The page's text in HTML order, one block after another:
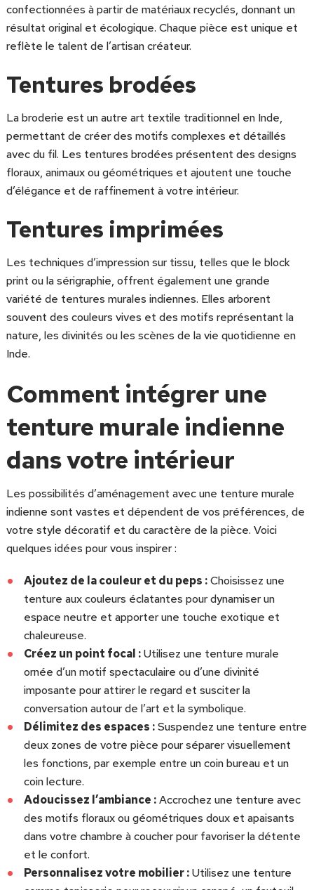
confectionnées à partir de matériaux recyclés, donnant un
résultat original et écologique. Chaque pièce est unique et
reflète le talent de l’artisan créateur.
Tentures brodées
La broderie est un autre art textile traditionnel en Inde,
permettant de créer des motifs complexes et détaillés
avec du fil. Les tentures brodées présentent des designs
floraux, animaux ou géométriques et ajoutent une touche
d’élégance et de raffinement à votre intérieur.
Tentures imprimées
Les techniques d’impression sur tissu, telles que le block
print ou la sérigraphie, offrent également une grande
variété de tentures murales indiennes. Elles arborent
souvent des couleurs vives et des motifs représentant la
nature, les divinités ou les scènes de la vie quotidienne en
Inde.
Comment intégrer une
tenture murale indienne
dans votre intérieur
Les possibilités d’aménagement avec une tenture murale
indienne sont vastes et dépendent de vos préférences, de
votre style décoratif et du caractère de la pièce. Voici
quelques idées pour vous inspirer :
Ajoutez de la couleur et du peps :Choisissez une
tenture aux couleurs éclatantes pour dynamiser un
espace neutre et apporter une touche exotique et
chaleureuse.
Créez un point focal :Utilisez une tenture murale
ornée d’un motif spectaculaire ou d’une divinité
imposante pour attirer le regard et susciter la
conversation autour de l’art et la symbolique.
Délimitez des espaces :Suspendez une tenture entre
deux zones de votre pièce pour séparer visuellement
les fonctions, par exemple entre un coin bureau et un
coin lecture.
Adoucissez l’ambiance :Accrochez une tenture avec
des motifs floraux ou géométriques doux et apaisants
dans votre chambre à coucher pour favoriser la détente
et le confort.
Personnalisez votre mobilier :Utilisez une tenture